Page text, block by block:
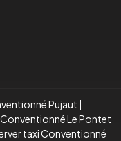
Pujaut |
Conventionné Le Pontet
taxi Conventionné